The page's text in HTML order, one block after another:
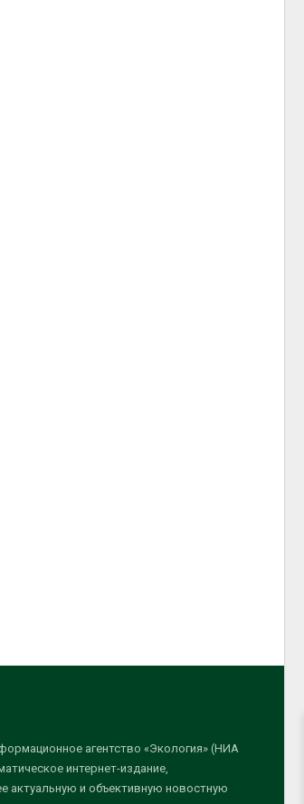
агентство «Экология» (НИА
интернет-издание,
актуальную и объективную новостную